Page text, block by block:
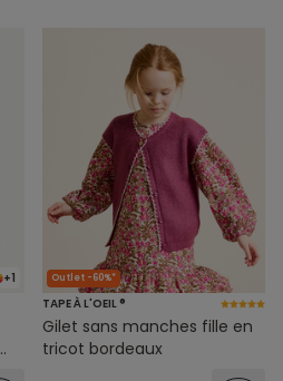
+1 Outlet -60%*
TAPE À L'OEIL ®
Gilet sans manches fille en
tricot bordeaux